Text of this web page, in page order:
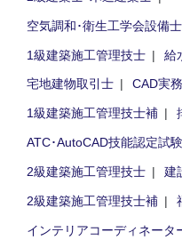
空気調和･衛生工学会設備
1級建築施工管理技士
給
宅地建物取引士
CAD実
1級建築施工管理技士補
ATC･AutoCAD技能認定試験
2級建築施工管理技士
建
2級建築施工管理技士補
インテリアコーディネータ